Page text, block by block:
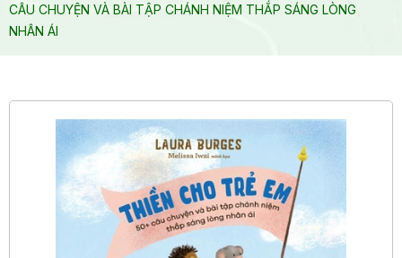
CÂU CHUYỆN VÀ BÀI TẬP CHÁNH NIỆM THẮP SÁNG LÒNG
NHÂN ÁI